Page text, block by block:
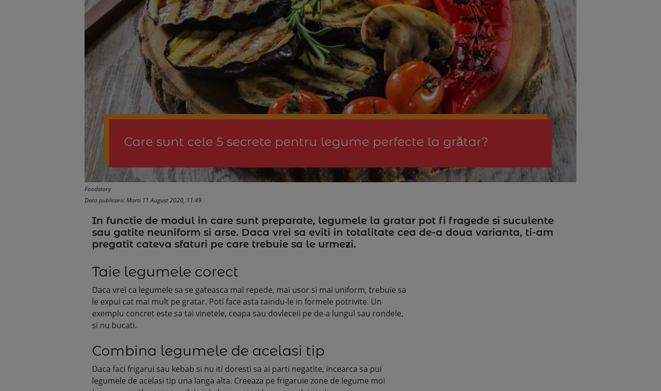
Care sunt cele 5 secrete pentru legume perfecte la grătar?
Foodstory
Data publicarii: Marti 11 August 2020, 11:49
In functie de modul in care sunt preparate, legumele la gratar pot fi fragede si suculente
sau gatite neuniform si arse. Daca vrei sa eviti in totalitate cea de-a doua varianta, ti-am
pregatit cateva sfaturi pe care trebuie sa le urmezi.
Taie legumele corect
Daca vrei ca legumele sa se gateasca mai repede, mai usor si mai uniform, trebuie sa
le expui cat mai mult pe gratar. Poti face asta taindu-le in formele potrivite. Un
exemplu concret este sa tai vinetele, ceapa sau dovleceii pe de-a lungul sau rondele,
si nu bucati.
Combina legumele de acelasi tip
Daca faci frigarui sau kebab si nu iti doresti sa ai parti negatite, incearca sa pui
legumele de acelasi tip una langa alta. Creeaza pe frigaruie zone de legume moi